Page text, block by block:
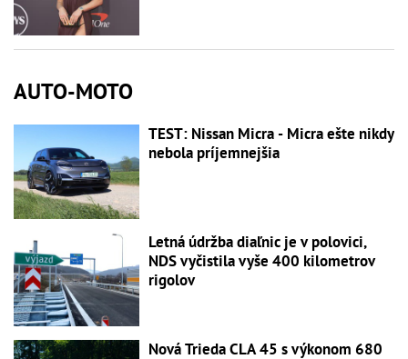
AUTO-MOTO
TEST: Nissan Micra - Micra ešte nikdy
nebola príjemnejšia
Letná údržba diaľnic je v polovici,
NDS vyčistila vyše 400 kilometrov
rigolov
Nová Trieda CLA 45 s výkonom 680